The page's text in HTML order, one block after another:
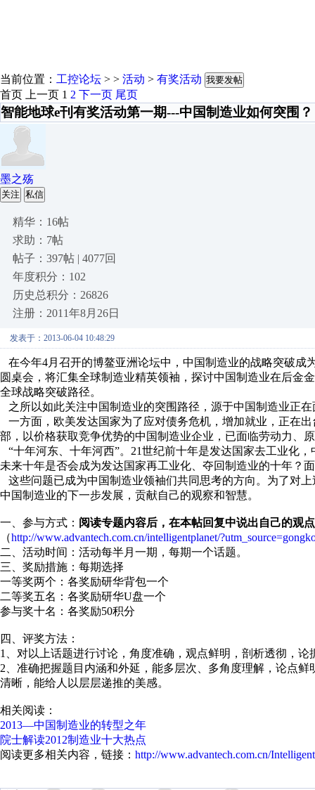
当前位置： 工控论坛 > > 活动 > 有奖活动 我要发帖
首页 上一页 1 2 下一页 尾页
智能地球e刊有奖活动第一期---中国制造业如何突围？
墨之殇
关注 私信
精华：16帖
求助：7帖
帖子：397帖 | 4077回
年度积分：102
历史总积分：26826
注册：2011年8月26日
发表于：2013-06-04 10:48:29
在今年4月召开的博鳌亚洲论坛中，中国制造业的战略突破成
圆桌会，将汇集全球制造业精英领袖，探讨中国制造业在后金
全球战略突破路径。
之所以如此关注中国制造业的突围路径，源于中国制造业正
一方面，欧美发达国家为了应对债务危机，增加就业，正在
部，以价格获取竞争优势的中国制造业企业，已面临劳动力、
“十年河东、十年河西”。21世纪前十年是发达国家去工业化
未来十年是否会成为发达国家再工业化、夺回制造业的十年？
这些问题已成为中国制造业领袖们共同思考的方向。为了对
中国制造业的下一步发展，贡献自己的观察和智慧。
一、参与方式： 阅读专题内容后，在本帖回复中说出自己的观
（http://www.advantech.com.cn/intelligentplanet/
二、活动时间：活动每半月一期，每期一个话题。
三、奖励措施：每期选择
一等奖两个：各奖励研华背包一个
二等奖五名：各奖励研华U盘一个
参与奖十名：各奖励50积分
四、评奖方法：
1、对以上话题进行讨论，角度准确，观点鲜明，剖析透彻，
2、准确把握题目内涵和外延，能多层次、多角度理解，论点
清晰，能给人以层层递推的美感。
相关阅读：
2013—中国制造业的转型之年
院士解读2012制造业十大热点
阅读更多相关内容，链接： http://www.advantech.com.cn/